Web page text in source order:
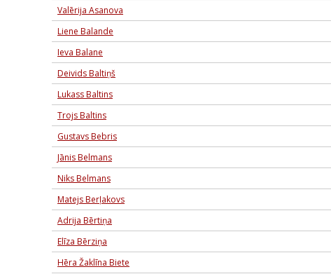
Valērija Asanova
Liene Balande
Ieva Balane
Deivids Baltiņš
Lukass Baltins
Trojs Baltins
Gustavs Bebris
Jānis Belmans
Niks Belmans
Matejs Berļakovs
Adrija Bērtiņa
Elīza Bērziņa
Hēra Žaklīna Biete